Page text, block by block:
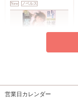
New ノベルス
堕ちた英雄をもう一度
抱きしめたい
コミコミ特典SS小冊
営業日カレンダー